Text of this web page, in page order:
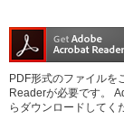
PDF形式のファイルを
Readerが必要です。
らダウンロードしてく